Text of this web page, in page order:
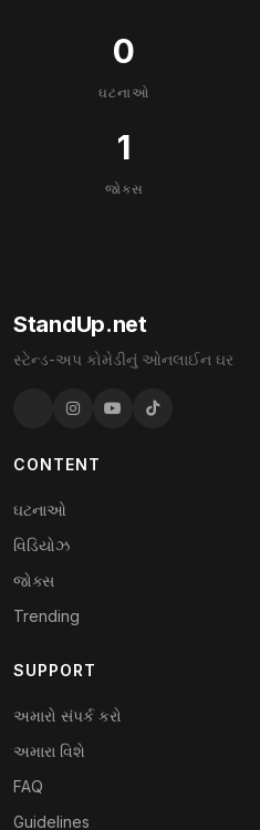
0
ઘટનાઓ
1
જોક્સ
StandUp.net
સ્ટેન્ડ-અપ કોમેડીનું ઓનલાઈન ઘર
CONTENT
ઘટનાઓ
વિડિયોઝ
જોક્સ
Trending
SUPPORT
અમારો સંપર્ક કરો
અમારા વિશે
FAQ
Guidelines